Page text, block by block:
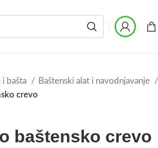
i bašta
Baštenski alat i navodnjavanje
crevo
baštensko crevo